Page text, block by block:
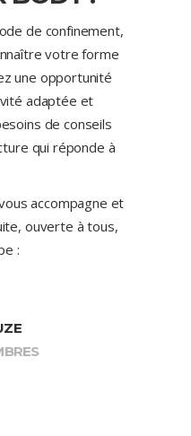
de confinement,
votre forme
une opportunité
adaptée et
de conseils
qui réponde à
accompagne et
ouverte à tous,
: